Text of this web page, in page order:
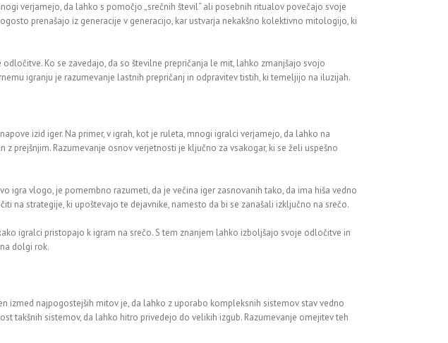
verjamejo, da lahko s pomočjo „srečnih števil“ ali posebnih ritualov povečajo svoje
prenašajo iz generacije v generacijo, kar ustvarja nekakšno kolektivno mitologijo, ki
Ko se zavedajo, da so številne prepričanja le mit, lahko zmanjšajo svojo
igranju je razumevanje lastnih prepričanj in odpravitev tistih, ki temeljijo na iluzijah.
izid iger. Na primer, v igrah, kot je ruleta, mnogi igralci verjamejo, da lahko na
prejšnjim. Razumevanje osnov verjetnosti je ključno za vsakogar, ki se želi uspešno
igra vlogo, je pomembno razumeti, da je večina iger zasnovanih tako, da ima hiša vedno
na strategije, ki upoštevajo te dejavnike, namesto da bi se zanašali izključno na srečo.
igralci pristopajo k igram na srečo. S tem znanjem lahko izboljšajo svoje odločitve in
dolgi rok.
izmed najpogostejših mitov je, da lahko z uporabo kompleksnih sistemov stav vedno
takšnih sistemov, da lahko hitro privedejo do velikih izgub. Razumevanje omejitev teh